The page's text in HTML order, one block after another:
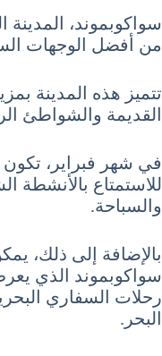
سواكوبموند، المدينة
من أفضل الوجهات
تتميز هذه المدينة
القديمة والشواطئ
في شهر فبراير، تكون
للاستمتاع بالأنشطة
والسباحة.
بالإضافة إلى ذلك،
سواكوبموند الذي
رحلات السفاري
البحر.